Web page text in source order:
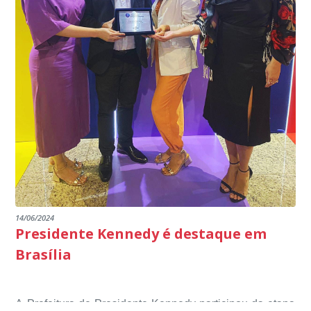
14/06/2024
Presidente Kennedy é destaque em
Brasília
A Prefeitura de Presidente Kennedy participou da etapa